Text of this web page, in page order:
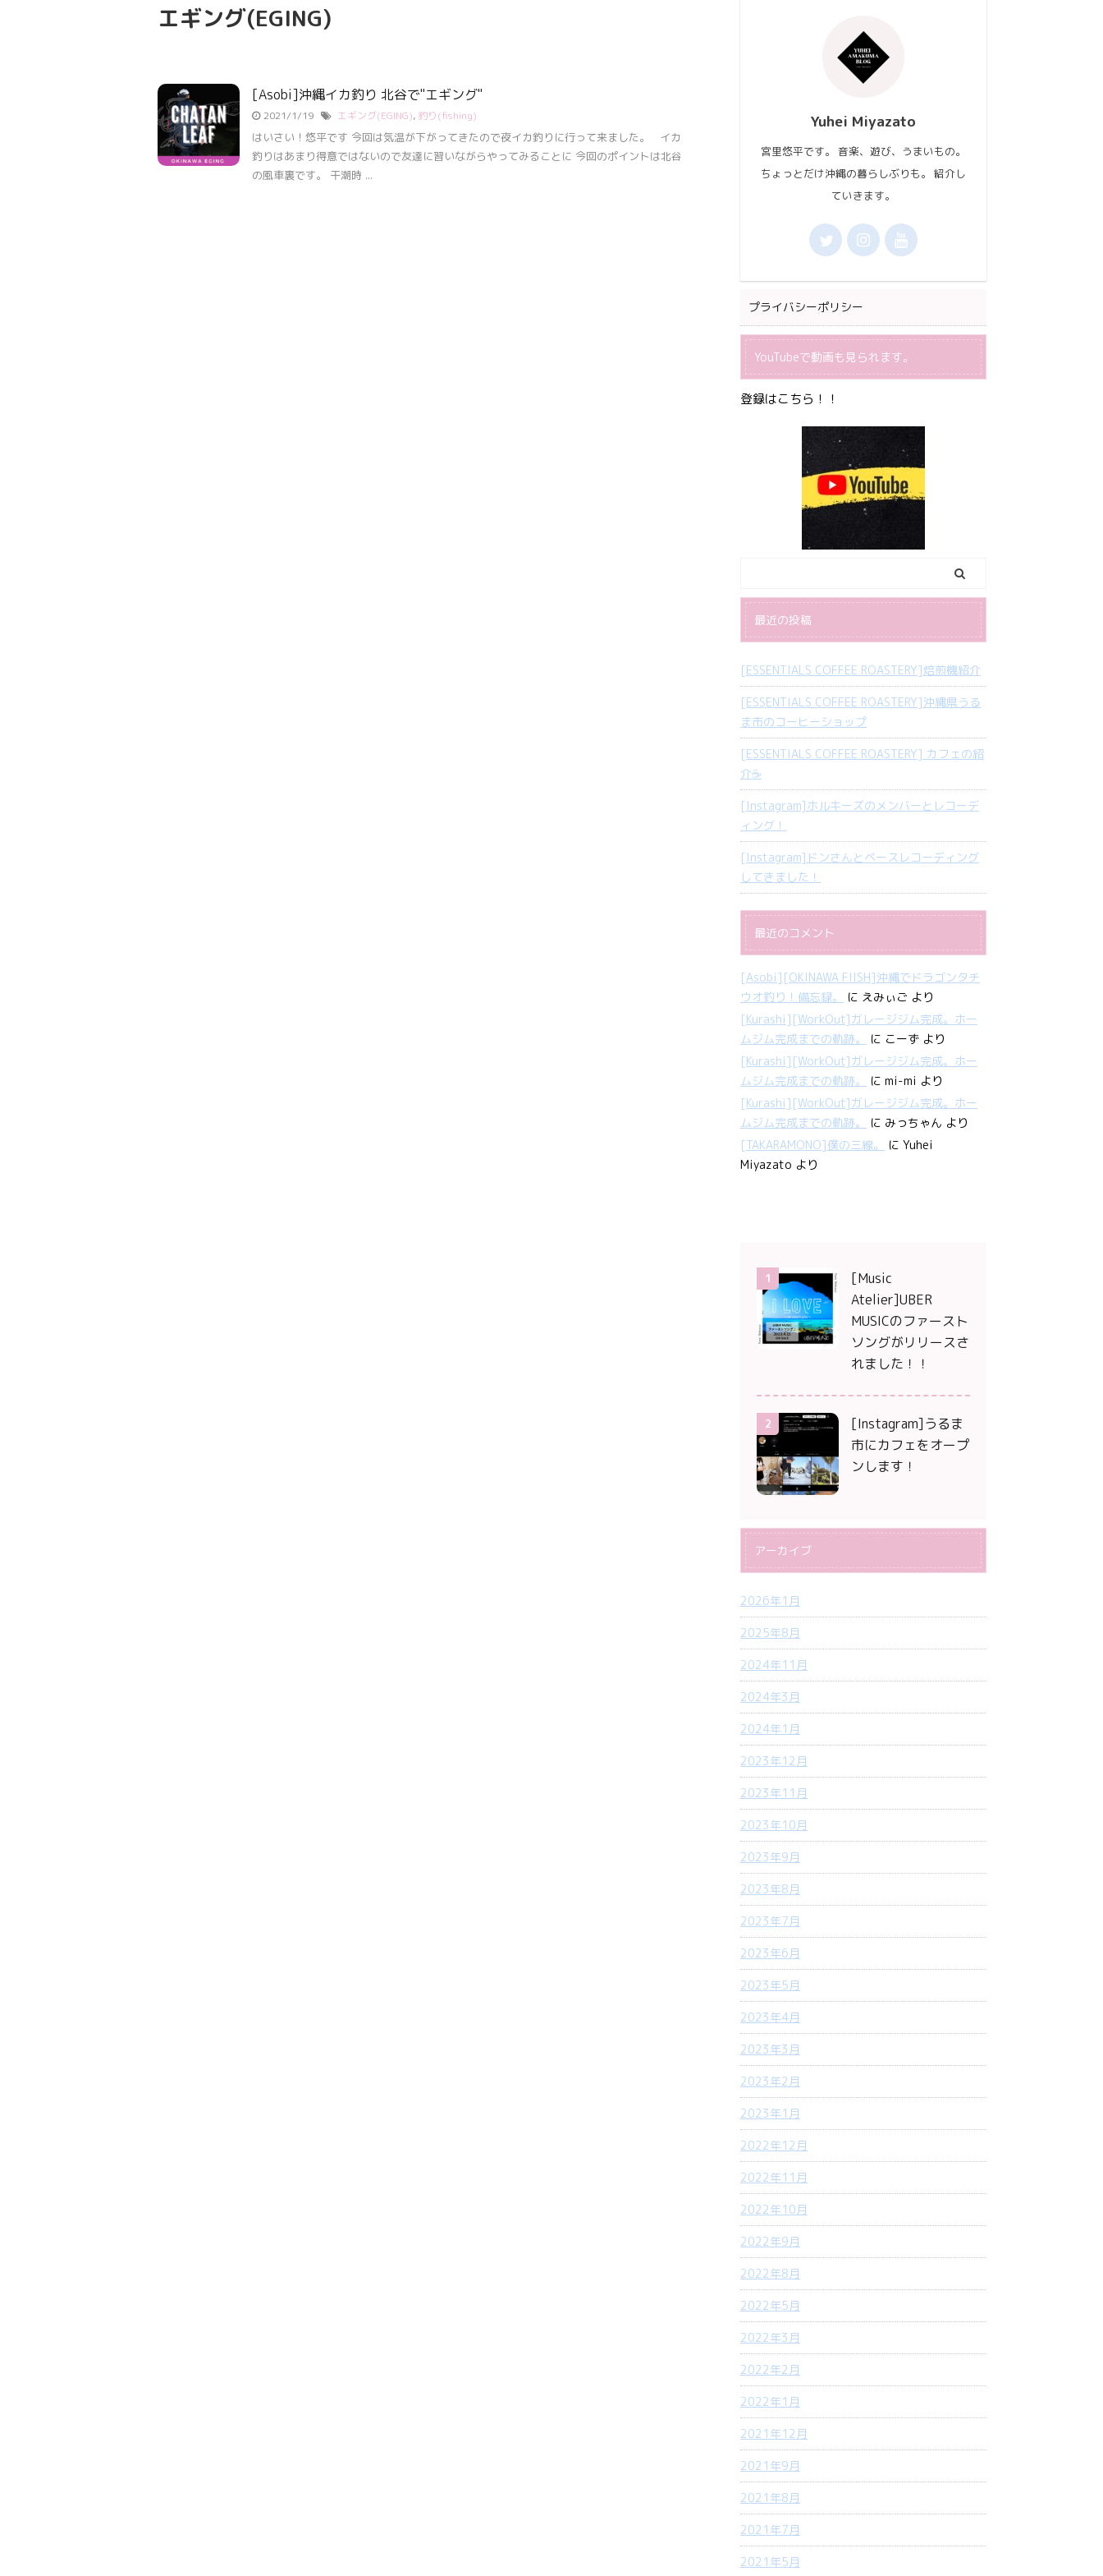
エギング(EGING)
[Asobi]沖縄イカ釣り 北谷で"エギング"
2021/1/19 エギング(EGING), 釣り(fishing)
はいさい！悠平です 今回は気温が下がってきたので夜イカ釣りに行って来ました。 イカ
釣りはあまり得意ではないので友達に習いながらやってみることに 今回のポイントは北谷
の風車裏です。 干潮時 ...
Yuhei Miyazato
宮里悠平です。 音楽、遊び、うまいもの。
ちょっとだけ沖縄の暮らしぶりも。 紹介し
ていきます。
プライバシーポリシー
YouTubeで動画も見られます。
登録はこちら！！
最近の投稿
[ESSENTIALS COFFEE ROASTERY]焙煎機紹介
[ESSENTIALS COFFEE ROASTERY]沖縄県うる
ま市のコーヒーショップ
[ESSENTIALS COFFEE ROASTERY] カフェの紹
介☕️
[Instagram]ホルキーズのメンバーとレコーデ
ィング！
[Instagram]ドンさんとベースレコーディング
してきました！
最近のコメント
[Asobi][OKINAWA FIISH]沖縄でドラゴンタチ
ウオ釣り！備忘録。
に えみぃご より
[Kurashi][WorkOut]ガレージジム完成。ホー
ムジム完成までの軌跡。
に こーず より
[Kurashi][WorkOut]ガレージジム完成。ホー
ムジム完成までの軌跡。
に mi-mi より
[Kurashi][WorkOut]ガレージジム完成。ホー
ムジム完成までの軌跡。
に みっちゃん より
[TAKARAMONO]僕の三線。
に Yuhei
Miyazato より
1
[Music
Atelier]UBER
MUSICのファースト
ソングがリリースさ
れました！！
2
[Instagram]うるま
市にカフェをオープ
ンします！
アーカイブ
2026年1月
2025年8月
2024年11月
2024年3月
2024年1月
2023年12月
2023年11月
2023年10月
2023年9月
2023年8月
2023年7月
2023年6月
2023年5月
2023年4月
2023年3月
2023年2月
2023年1月
2022年12月
2022年11月
2022年10月
2022年9月
2022年8月
2022年5月
2022年3月
2022年2月
2022年1月
2021年12月
2021年9月
2021年8月
2021年7月
2021年5月